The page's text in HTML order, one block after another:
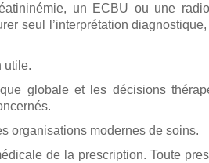
un ECBU ou une
seul l’interprétation diagnostique,
utile.
globale et les décisions
organisations modernes de soins.
de la prescription. Toute